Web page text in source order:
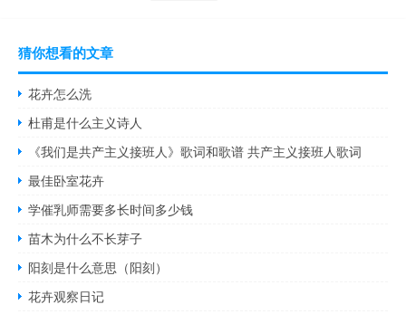
猜你想看的文章
花卉怎么洗
杜甫是什么主义诗人
《我们是共产主义接班人》歌词和歌谱 共产主义接班人歌词
最佳卧室花卉
学催乳师需要多长时间多少钱
苗木为什么不长芽子
阳刻是什么意思（阳刻）
花卉观察日记